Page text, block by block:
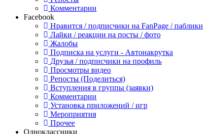
Комментарии
Facebook
Нравится / подписчики на FanPage / паблики
Лайки / реакции на посты / фото
Жалобы
Подписка на услуги - Автонакрутка
Друзья / подписчики на профиль
Просмотры видео
Репосты (Поделиться)
Вступления в группы (заявки)
Комментарии
Установка приложений / игр
Мероприятия
Прочее
Одноклассники